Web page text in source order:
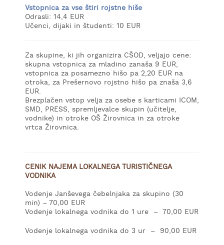
Vstopnica za vse štiri rojstne hiše
Odrasli: 14,4 EUR
Učenci, dijaki in študenti: 10 EUR
Za skupine, ki jih organizira CŠOD, veljajo cene:
skupna vstopnica za mladino zanaša 9 EUR,
vstopnica za posamezno hišo pa 2,20 EUR na
otroka, za Prešernovo rojstno hišo pa znaša 3,6
EUR.
Brezplačen vstop velja za osebe s karticami ICOM,
SMD, PRESS, spremljevalce skupin (učitelje,
vodnike) in otroke OŠ Žirovnica in za otroke
vrtca Žirovnica.
CENIK NAJEMA LOKALNEGA TURISTIČNEGA
VODNIKA
Vodenje Janševega čebelnjaka za skupino (30
min) – 70,00 EUR
Vodenje lokalnega vodnika do 1 ure – 70,00 EUR
Vodenje lokalnega vodnika do 3 ur – 90,00 EUR